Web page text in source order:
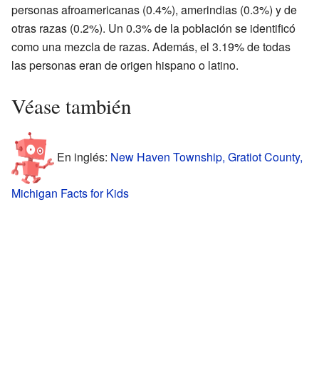
personas afroamericanas (0.4%), amerindias (0.3%) y de
otras razas (0.2%). Un 0.3% de la población se identificó
como una mezcla de razas. Además, el 3.19% de todas
las personas eran de origen hispano o latino.
Véase también
En inglés: New Haven Township, Gratiot County,
Michigan Facts for Kids